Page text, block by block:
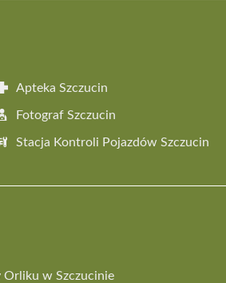
Apteka Szczucin
Fotograf Szczucin
Stacja Kontroli Pojazdów Szczucin
w Szczucinie